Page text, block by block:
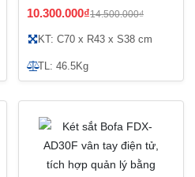
10.300.000₫14.500.000₫
KT: C70 x R43 x S38 cm
TL: 46.5Kg